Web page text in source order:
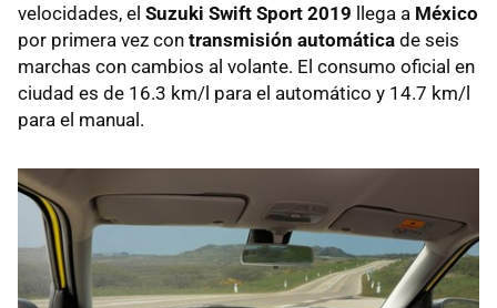
velocidades, el Suzuki Swift Sport 2019 llega a México
por primera vez con transmisión automática de seis
marchas con cambios al volante. El consumo oficial en
ciudad es de 16.3 km/l para el automático y 14.7 km/l
para el manual.